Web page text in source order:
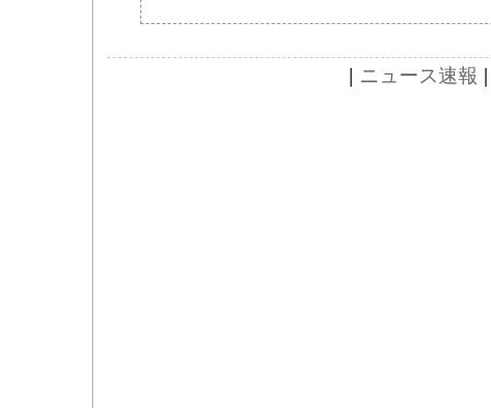
| ニュース速報 |